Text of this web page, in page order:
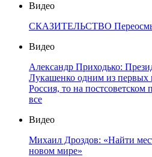
Видео
СКАЗИТЕЛЬСТВО
Видео
Александр Приходько:
Лукашенко одним из первых
Россия, то на постсоветском
все
Видео
Михаил Дроздов: «Найти
новом мире»